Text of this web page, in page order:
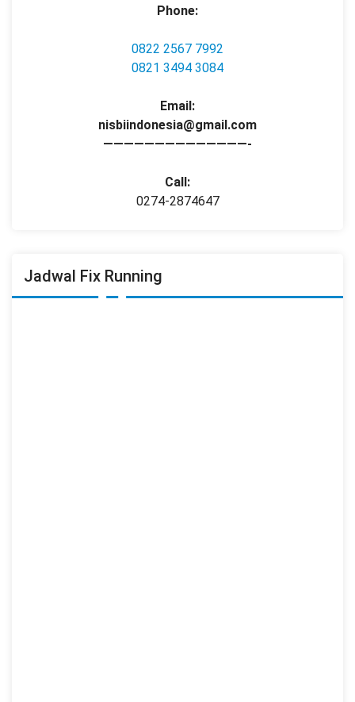
Phone:
0822 2567 7992
0821 3494 3084
Email:
nisbiindonesia@gmail.com
——————————————-
Call:
0274-2874647
Jadwal Fix Running